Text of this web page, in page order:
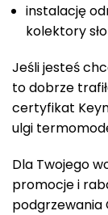
instalację
kolektory
Jeśli jesteś
to dobrze
certyfikat
ulgi
Dla Twojego
promocje i
podgrzewania